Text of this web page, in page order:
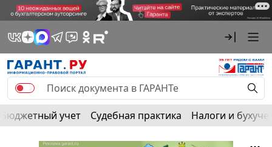
Бюджетный учет Судебная практика Налоги и